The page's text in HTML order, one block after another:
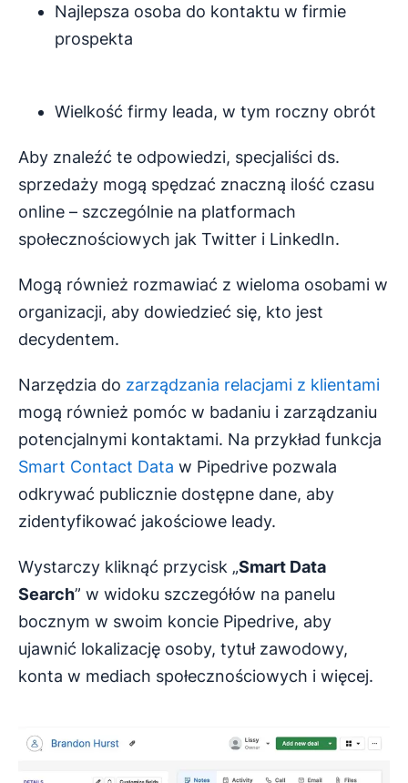
Najlepsza osoba do kontaktu w firmie
prospekta
Wielkość firmy leada, w tym roczny obrót
Aby znaleźć te odpowiedzi, specjaliści ds.
sprzedaży mogą spędzać znaczną ilość czasu
online – szczególnie na platformach
społecznościowych jak Twitter i LinkedIn.
Mogą również rozmawiać z wieloma osobami w
organizacji, aby dowiedzieć się, kto jest
decydentem.
Narzędzia do zarządzania relacjami z klientami
mogą również pomóc w badaniu i zarządzaniu
potencjalnymi kontaktami. Na przykład funkcja
Smart Contact Data w Pipedrive pozwala
odkrywać publicznie dostępne dane, aby
zidentyfikować jakościowe leady.
Wystarczy kliknąć przycisk „Smart Data
Search” w widoku szczegółów na panelu
bocznym w swoim koncie Pipedrive, aby
ujawnić lokalizację osoby, tytuł zawodowy,
konta w mediach społecznościowych i więcej.